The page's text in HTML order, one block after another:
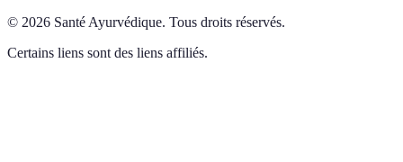
© 2026 Santé Ayurvédique. Tous droits réservés.
Certains liens sont des liens affiliés.